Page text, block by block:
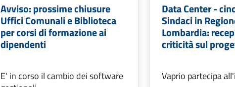
Avviso: prossime chiusure
Uffici Comunali e Biblioteca
per corsi di formazione ai
dipendenti
E' in corso il cambio dei software
Data Center -
Sindaci in
Lombardia:
criticità sul
Vaprio partecipa